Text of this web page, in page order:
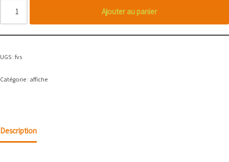
Ajouter au panier
UGS : fvs
Catégorie : affiche
Description